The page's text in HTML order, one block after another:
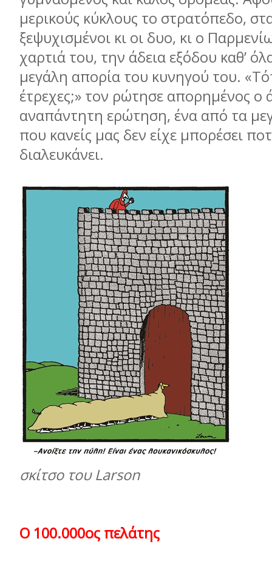
μερικούς κύκλους το στρατόπεδο,
ξεψυχισμένοι κι οι δυο, κι ο
χαρτιά του, την άδεια εξόδου καθ’
μεγάλη απορία του κυνηγού του.
έτρεχες;» τον ρώτησε απορημένος ο
αναπάντητη ερώτηση, ένα από τα
που κανείς μας δεν είχε μπορέσει
διαλευκάνει.
σκίτσο του Larson
Ο 100.000ος πελάτης